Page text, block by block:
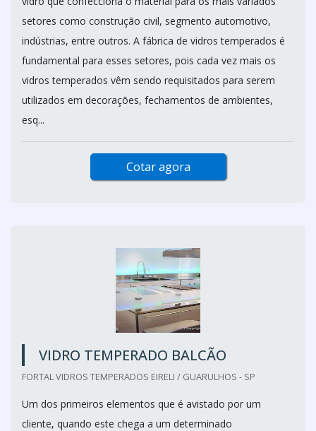
setores como construção civil, segmento automotivo,
indústrias, entre outros. A fábrica de vidros temperados é
fundamental para esses setores, pois cada vez mais os
vidros temperados vêm sendo requisitados para serem
utilizados em decorações, fechamentos de ambientes,
esq...
Cotar agora
VIDRO TEMPERADO BALCÃO
FORTAL VIDROS TEMPERADOS EIRELI / GUARULHOS - SP
Um dos primeiros elementos que é avistado por um
cliente, quando este chega a um determinado